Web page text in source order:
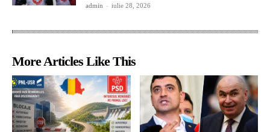
admin - iulie 28, 2026
More Articles Like This